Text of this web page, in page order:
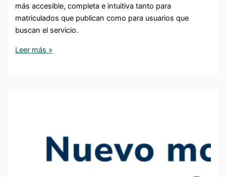
más accesible, completa e intuitiva tanto para
matriculados que publican como para usuarios que
buscan el servicio.
Leer más »